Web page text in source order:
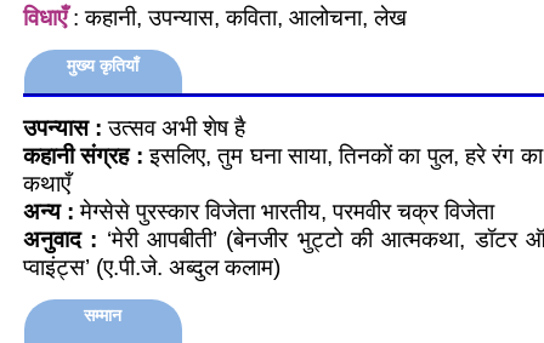
विधाएँ: कहानी, उपन्यास, कविता, आलोचना, लेख
मुख्य कृतियाँ
उपन्यास :उत्सव अभी शेष है
कहानी संग्रह :इसलिए, तुम घना साया, तिनकों का पुल, हरे रंग
कथाएँ
अन्य :मेग्सेसे पुरस्कार विजेता भारतीय, परमवीर चक्र विजेता
अनुवाद : ‘मेरी आपबीती’ (बेनजीर भुट्टो की आत्मकथा, डॉटर
प्वाइंट्स’ (ए.पी.जे. अब्दुल कलाम)
सम्मान